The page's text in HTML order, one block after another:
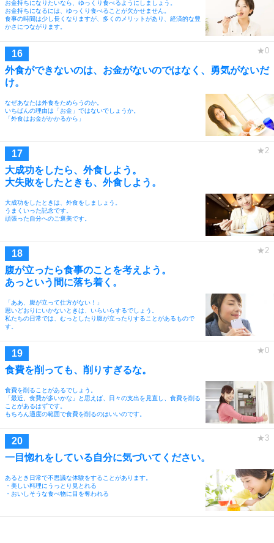
お金持ちになりたいなら、ゆっくり食べるようにしましょう。
お金持ちになるには、ゆっくり食べることが欠かせません。
食事の時間は少し長くなりますが、多くのメリットがあり、経済的な豊
かさにつながります。
外食ができないのは、お金がないのではなく、勇気がないだ
け。
なぜあなたは外食をためらうのか。
いちばんの理由は「お金」ではないでしょうか。
「外食はお金がかかるから」
大成功をしたら、外食しよう。
大失敗をしたときも、外食しよう。
大成功をしたときは、外食をしましょう。
うまくいった記念です。
頑張った自分へのご褒美です。
腹が立ったら食事のことを考えよう。
あっという間に落ち着く。
「ああ、腹が立って仕方がない！」
思いどおりにいかないときは、いらいらするでしょう。
私たちの日常では、むっとしたり腹が立ったりすることがあるもので
す。
食費を削っても、削りすぎるな。
食費を削ることがあるでしょう。
「最近、食費が多いかな」と思えば、日々の支出を見直し、食費を削る
ことがあるはずです。
もちろん適度の範囲で食費を削るのはいいのです。
一目惚れをしている自分に気づいてください。
あるとき日常で不思議な体験をすることがあります。
・美しい料理にうっとり見とれる
・おいしそうな食べ物に目を奪われる